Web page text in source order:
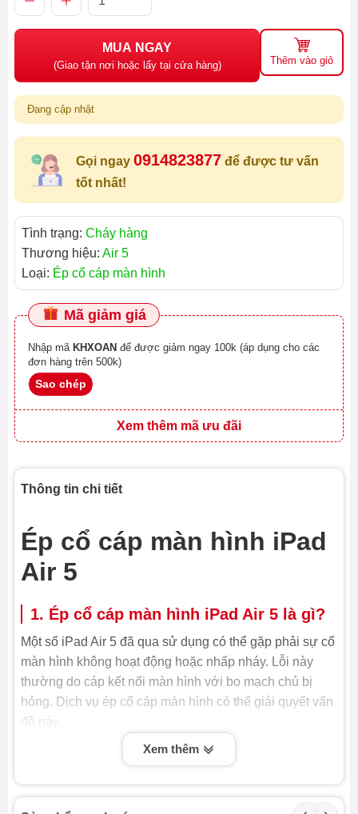
MUA NGAY
(Giao tận nơi hoặc lấy tại cửa hàng) Thêm vào giỏ
Đang cập nhật
Gọi ngay 0914823877 để được tư vấn
tốt nhất!
Tình trạng: Cháy hàng
Thương hiệu: Air 5
Loại: Ép cổ cáp màn hình
Mã giảm giá
Nhập mã KHXOAN
đơn hàng trên 500k)
Sao chép
Xem thêm mã ưu đãi
Thông tin chi tiết
Ép cổ cáp màn hình iPad
Air 5
1. Ép cổ cáp màn hình iPad Air 5 là gì?
Một số iPad Air 5 đã qua sử dụng có thể gặp phải sự cố
màn hình không hoạt động hoặc nhấp nháy. Lỗi này
thường do cáp kết nối màn hình với bo mạch chủ bị
hỏng. Dịch vụ ép cổ cáp màn hình có thể giải quyết vấn
đề này.
Ép cổ cáp màn hình iPad Air 5 là quy trình kỹ thuật
hình hiển thị và bo mạch chủ của thiết bị. Để thực hiện
Xem thêm